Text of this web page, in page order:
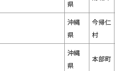
県
沖縄
県
今帰仁
村
沖縄
県
本部町